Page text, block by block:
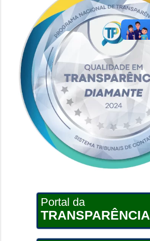
Portal da
TRANSPARÊNCIA